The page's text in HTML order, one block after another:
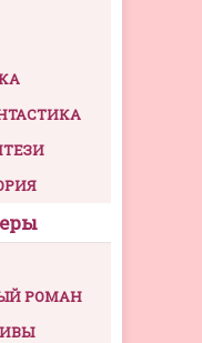
РОМАН